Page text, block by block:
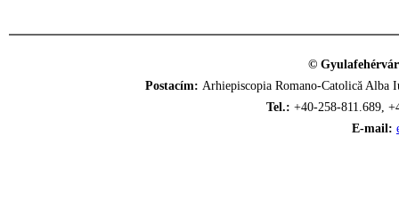
©
Postacím: Arhiepiscopia Romano-Catolică
Tel.: +40-258-811.689,
E-mail: